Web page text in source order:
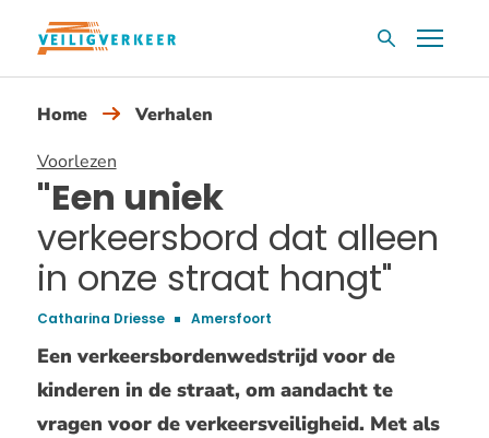
Overslaan
inhoud
gaan
ZoekvakMenu
Home
Verhalen
Voorlezen
"Een uniek
verkeersbord dat alleen
in onze straat hangt"
Catharina Driesse Amersfoort
Een verkeersbordenwedstrijd voor de
kinderen in de straat, om aandacht te
vragen voor de verkeersveiligheid. Met als